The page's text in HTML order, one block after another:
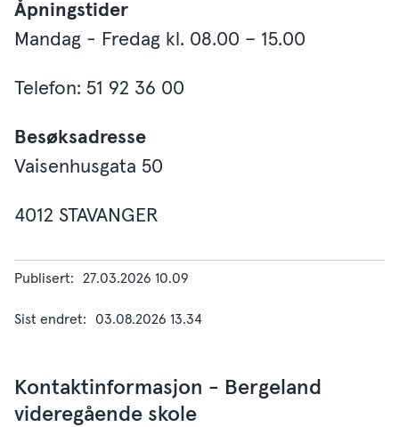
Åpningstider
Mandag - Fredag kl. 08.00 – 15.00
Telefon: 51 92 36 00
Besøksadresse
Vaisenhusgata 50
4012 STAVANGER
Publisert 27.03.2026 10.09
Sist endret 03.08.2026 13.34
Kontaktinformasjon - Bergeland
videregående skole